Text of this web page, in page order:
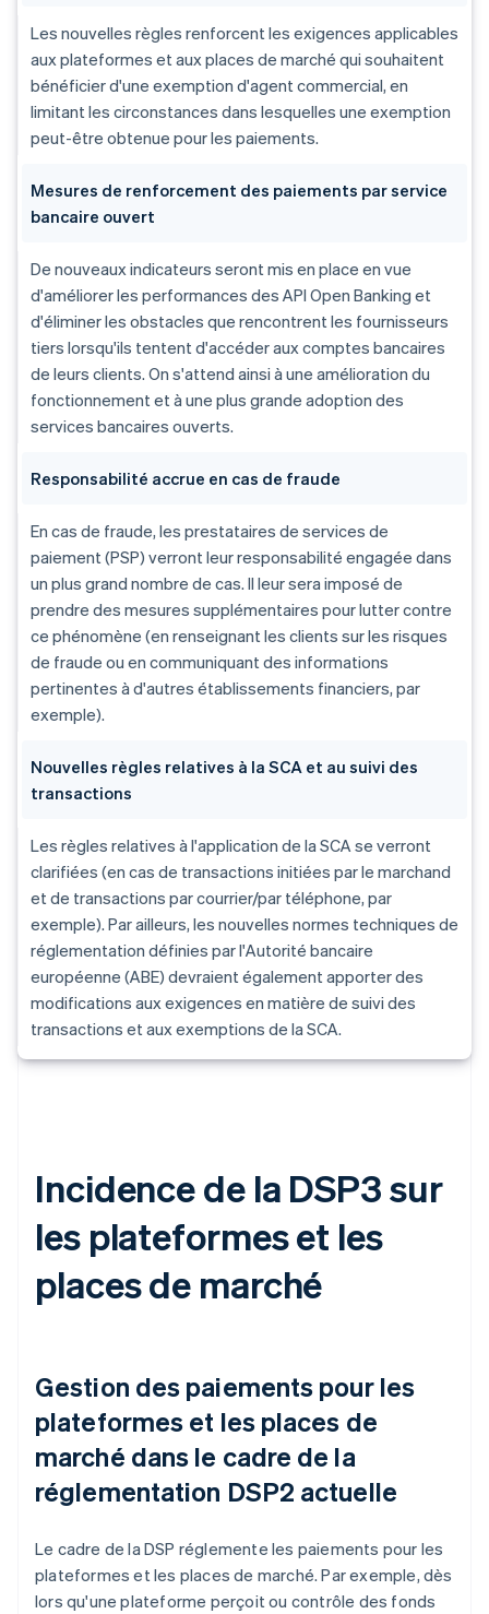
Les nouvelles règles renforcent les exigences applicables
aux plateformes et aux places de marché qui souhaitent
bénéficier d'une exemption d'agent commercial, en
limitant les circonstances dans lesquelles une exemption
peut-être obtenue pour les paiements.
Mesures de renforcement des paiements par service
bancaire ouvert
De nouveaux indicateurs seront mis en place en vue
d'améliorer les performances des API Open Banking et
d'éliminer les obstacles que rencontrent les fournisseurs
tiers lorsqu'ils tentent d'accéder aux comptes bancaires
de leurs clients. On s'attend ainsi à une amélioration du
fonctionnement et à une plus grande adoption des
services bancaires ouverts.
Responsabilité accrue en cas de fraude
En cas de fraude, les prestataires de services de
paiement (PSP) verront leur responsabilité engagée dans
un plus grand nombre de cas. Il leur sera imposé de
prendre des mesures supplémentaires pour lutter contre
ce phénomène (en renseignant les clients sur les risques
de fraude ou en communiquant des informations
pertinentes à d'autres établissements financiers, par
exemple).
Nouvelles règles relatives à la SCA et au suivi des
transactions
Les règles relatives à l'application de la SCA se verront
clarifiées (en cas de transactions initiées par le marchand
et de transactions par courrier/par téléphone, par
exemple). Par ailleurs, les nouvelles normes techniques de
réglementation définies par l'Autorité bancaire
européenne (ABE) devraient également apporter des
modifications aux exigences en matière de suivi des
transactions et aux exemptions de la SCA.
Incidence de la DSP3 sur
les plateformes et les
places de marché
Gestion des paiements pour les
plateformes et les places de
marché dans le cadre de la
réglementation DSP2 actuelle
Le cadre de la DSP réglemente les paiements pour les
plateformes et les places de marché. Par exemple, dès
lors qu'une plateforme perçoit ou contrôle des fonds